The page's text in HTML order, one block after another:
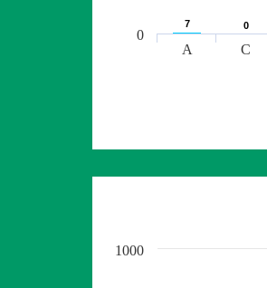
7
7 0
0
A C
0
1000